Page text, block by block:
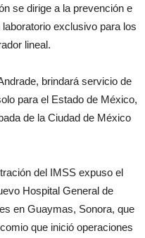
se dirige a la prevención e
exclusivo para los
lineal.
brindará servicio de
para el Estado de México,
de la Ciudad de México
del IMSS expuso el
Hospital General de
en Guaymas, Sonora, que
que inició operaciones